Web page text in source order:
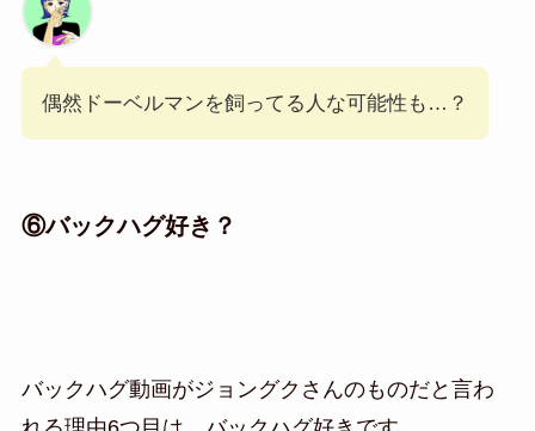
偶然ドーベルマンを飼ってる人な可能性も…？
⑥バックハグ好き？
バックハグ動画がジョングクさんのものだと言わ